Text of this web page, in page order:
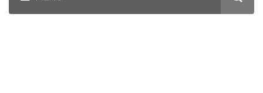
GEURHANGERS BEDRUKKEN MET JOUW LOGO!